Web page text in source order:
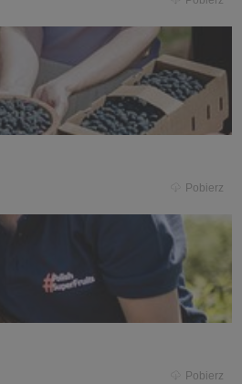
Pobierz
Pobierz